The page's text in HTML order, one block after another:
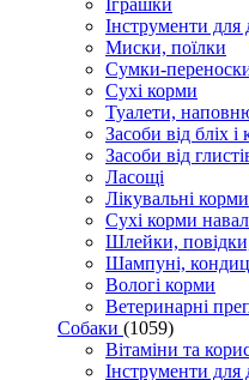
Іграшки
Інструменти для
Миски, поїлки
Сумки-
Сухі корми
Туалети,
Засоби від бліх і
Засоби від
Ласощі
Лікувальні корми
Сухі корми
Шлейки,
Шампуні,
Вологі корми
Ветеринарні
Собаки (1059)
Вітаміни та
Інструменти для